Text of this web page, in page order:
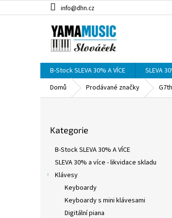
na
info@dhn.cz
B-Stock SLEVA 30% A VÍCE SLEVA
Domů
Prodávané značky G7th
kategorie
Kategorie
B-Stock SLEVA 30% A VÍCE
SLEVA 30% a více - likvidace skladu
Klávesy
Keyboardy
Keyboardy s mini klávesami
Digitální piana